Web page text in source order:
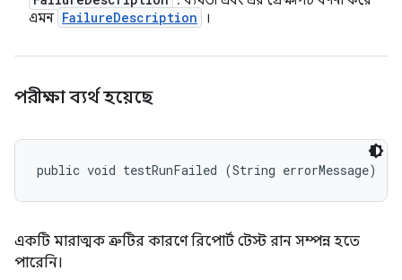
এমন FailureDescription ।
পরীক্ষা ব্যর্থ হয়েছে
public void testRunFailed (String errorMessage)
একটি মারাত্মক ত্রুটির কারণে রিপোর্ট টেস্ট রান সম্পন্ন হতে
পারেনি।